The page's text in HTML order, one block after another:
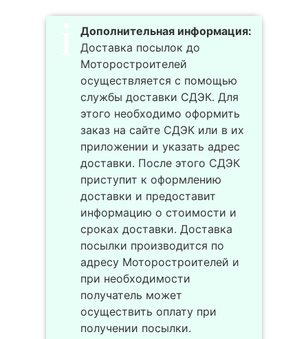
Дополнительная информация:
Доставка посылок до
Моторостроителей
осуществляется с помощью
службы доставки СДЭК. Для
этого необходимо оформить
заказ на сайте СДЭК или в их
приложении и указать адрес
доставки. После этого СДЭК
приступит к оформлению
доставки и предоставит
информацию о стоимости и
сроках доставки. Доставка
посылки производится по
адресу Моторостроителей и
при необходимости
получатель может
осуществить оплату при
получении посылки.